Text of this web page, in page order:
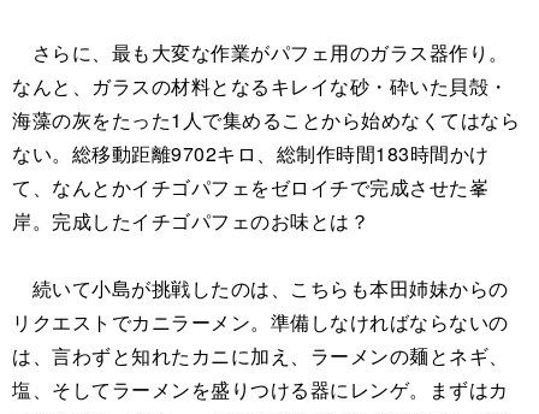
さらに、最も大変な作業がパフェ用のガラス器作り。
なんと、ガラスの材料となるキレイな砂・砕いた貝殻・
海藻の灰をたった1人で集めることから始めなくてはなら
ない。総移動距離9702キロ、総制作時間183時間かけ
て、なんとかイチゴパフェをゼロイチで完成させた峯
岸。完成したイチゴパフェのお味とは？
続いて小島が挑戦したのは、こちらも本田姉妹からの
リクエストでカニラーメン。準備しなければならないの
は、言わずと知れたカニに加え、ラーメンの麺とネギ、
塩、そしてラーメンを盛りつける器にレンゲ。まずはカ